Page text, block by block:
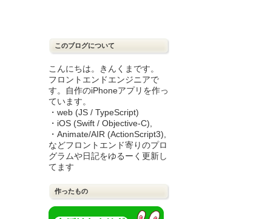
このブログについて
こんにちは。きんくまです。
フロントエンドエンジニアで
す。自作のiPhoneアプリを作っ
ています。
・web (JS / TypeScript)
・iOS (Swift / Objective-C),
・Animate/AIR (ActionScript3),
などフロントエンド寄りのプロ
グラムや日記をゆるーく更新し
てます
作ったもの